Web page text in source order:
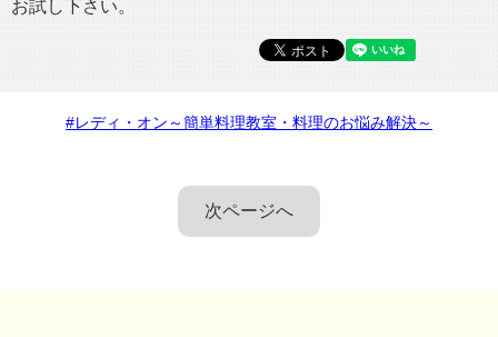
お試し下さい。
#レディ・オン～簡単料理教室・料理のお悩み解決～
次ページへ